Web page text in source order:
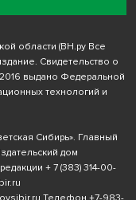
области (ВН.ру Все
Свидетельство о
выдано Федеральной
технологий и
Сибирь». Главный
дом
+ 7 (383) 314-00-